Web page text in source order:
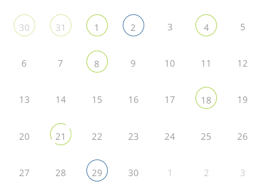
30 31 1 2 3 4 5
6 7 8 9 10 11 12
13 14 15 16 17 18 19
20 21 22 23 24 25 26
27 28 29 30 1 2 3